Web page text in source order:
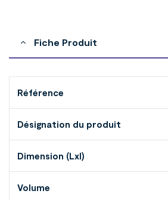
Fiche Produit
Référence
Désignation du produit
Dimension (Lxl)
Volume